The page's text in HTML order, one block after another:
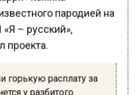
пародией на
– русский»,
проекта.
горькую расплату за
у разбитого